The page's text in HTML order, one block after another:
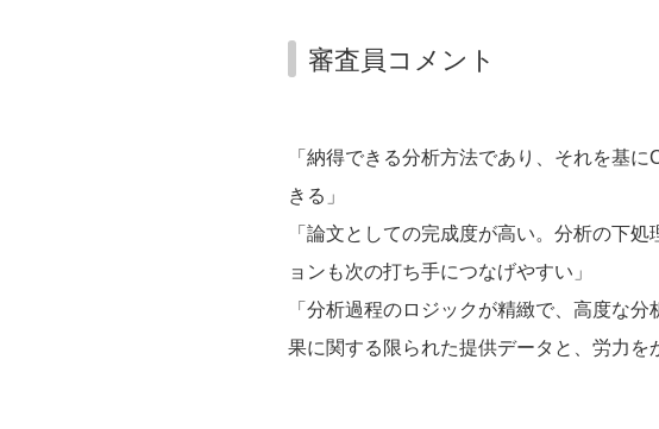
審査員コメント
「納得できる分析方法であり、それを基
きる」
「論文としての完成度が高い。分析の下
ョンも次の打ち手につなげやすい」
「分析過程のロジックが精緻で、高度な
果に関する限られた提供データと、労力を